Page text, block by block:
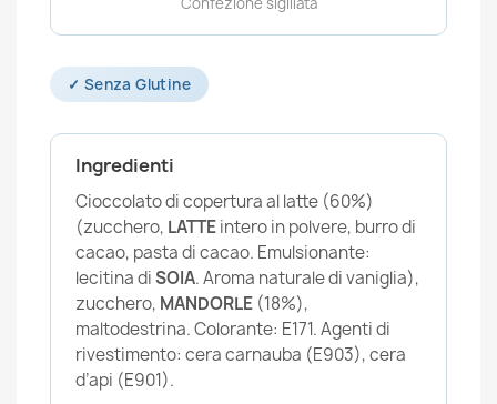
✓ Senza Glutine
Ingredienti
Cioccolato di copertura al latte (60%)
(zucchero, LATTEintero in polvere, burro di
cacao, pasta di cacao. Emulsionante:
lecitina diSOIA. Aroma naturale di vaniglia),
zucchero, MANDORLE (18%),
maltodestrina. Colorante: E171. Agenti di
rivestimento: cera carnauba (E903), cera
d’api (E901).